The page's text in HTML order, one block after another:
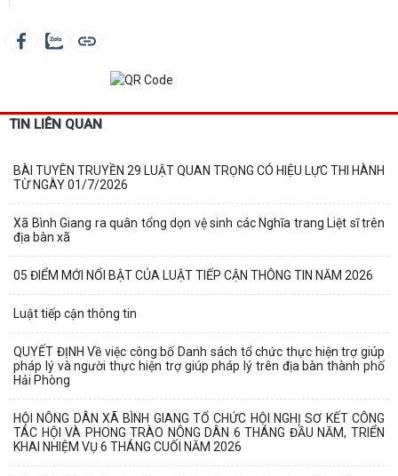
TIN LIÊN QUAN
BÀI TUYÊN TRUYỀN 29 LUẬT QUAN TRỌNG CÓ HIỆU LỰC THI HÀNH
TỪ NGÀY 01/7/2026
Xã Bình Giang ra quân tổng dọn vệ sinh các Nghĩa trang Liệt sĩ trên
địa bàn xã
05 ĐIỂM MỚI NỔI BẬT CỦA LUẬT TIẾP CẬN THÔNG TIN NĂM 2026
Luật tiếp cận thông tin
QUYẾT ĐỊNH Về việc công bố Danh sách tổ chức thực hiện trợ giúp
pháp lý và người thực hiện trợ giúp pháp lý trên địa bàn thành phố
Hải Phòng
HỘI NÔNG DÂN XÃ BÌNH GIANG TỔ CHỨC HỘI NGHỊ SƠ KẾT CÔNG
TÁC HỘI VÀ PHONG TRÀO NÔNG DÂN 6 THÁNG ĐẦU NĂM, TRIỂN
KHAI NHIỆM VỤ 6 THÁNG CUỐI NĂM 2026